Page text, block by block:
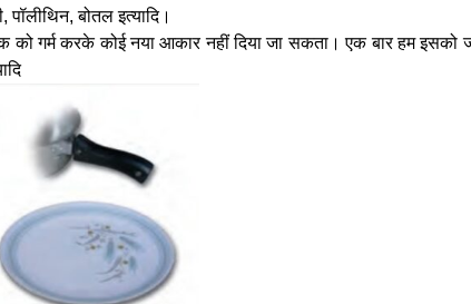
बोतल इत्यादि।
को गर्म करके कोई नया आकार नहीं दिया जा सकता। एक बार हम